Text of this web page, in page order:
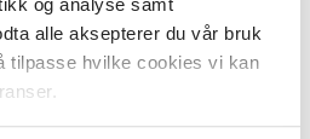
og analyse samt
alle aksepterer du vår bruk
tilpasse hvilke cookies vi kan
Rogaland Agdersitt butikkonsept